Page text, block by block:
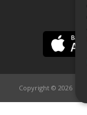
Copyright © 2026